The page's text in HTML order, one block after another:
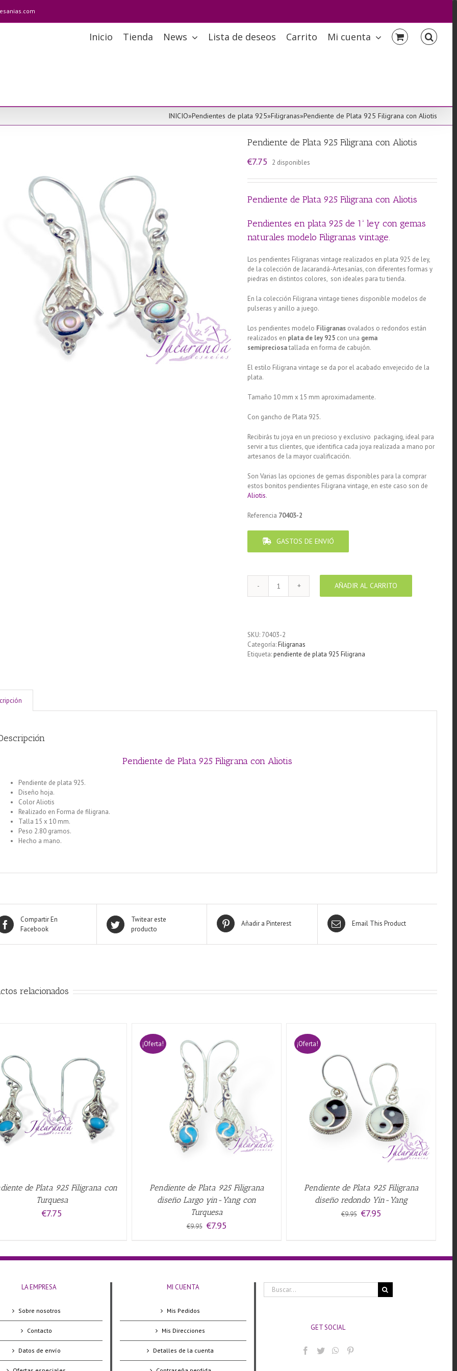
Inicio Tienda News Lista de deseos Carrito Mi cuenta
INICIO»Pendientes de plata 925»Filigranas»Pendiente de Plata 925 Filigrana con Aliotis
Pendiente de Plata 925 Filigrana con Aliotis
€7.75 2 disponibles
Pendiente de Plata 925 Filigrana con Aliotis
Pendientes en plata 925 de 1ª ley con gemas
naturales modelo Filigranas vintage.
Los pendientes Filigranas vintage realizados en plata 925 de ley,
de la colección de Jacarandá-Artesanías, con diferentes formas y
piedras en distintos colores, son ideales para tu tienda.
En la colección Filigrana vintage tienes disponible modelos de
pulseras y anillo a juego.
Los pendientes modelo Filigranas ovalados o redondos están
realizados en plata de ley 925 con una gema
semipreciosatallada en forma de cabujón.
El estilo Filigrana vintage se da por el acabado envejecido de la
plata.
Tamaño 10 mm x 15 mm aproximadamente.
Con gancho de Plata 925.
Recibirás tu joya en un precioso y exclusivo packaging, ideal para
servir a tus clientes, que identifica cada joya realizada a mano por
artesanos de la mayor cualificación.
Son Varias las opciones de gemas disponibles para la comprar
estos bonitos pendientes Filigrana vintage, en este caso son de
Aliotis.
Referencia 70403-2
GASTOS DE ENVIÓ
Pendiente
de
con
Aliotis
cantidad
AÑADIR AL CARRITO
SKU: 70403-2
Categoría:Filigranas
Etiqueta:pendiente de plata 925 Filigrana
Pendiente de Plata 925 Filigrana con Aliotis
Pendiente de plata 925.
Diseño hoja.
Color Aliotis
Realizado en Forma de filigrana.
Talla 15 x 10 mm.
Peso 2.80 gramos.
Hecho a mano.
Compartir En
Facebook
Twitear este
producto
Añadir a Pinterest Email This Product
relacionados
de Plata 925 Filigrana con
Turquesa
€7.75
¡Oferta!
AÑADIR AL CARRITO QUICK VIEW
Pendiente de Plata 925 Filigrana
diseño Largo yin-Yang con
Turquesa
€9.95 El
€9.95.
€7.95
€7.95.
¡Oferta!
AÑADIR AL CARRITO /
Pendiente de Plata 925 Filigrana
diseño redondo Yin-Yang
€9.95 El
€7.95
LA EMPRESA
Sobre nosotros
Contacto
Datos de envío
MI CUENTA
Mis Pedidos
Mis Direcciones
Detalles de la cuenta
Buscar:
GET SOCIAL